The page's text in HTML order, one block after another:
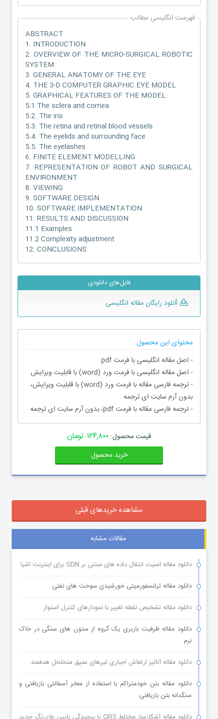
فهرست انگلیسی مطالب
ABSTRACT
1. INTRODUCTION
2. OVERVIEW OF THE MICRO-SURGICAL ROBOTIC
SYSTEM
3. GENERAL ANATOMY OF THE EYE
4. THE 3-D COMPUTER GRAPHIC EYE MODEL
5. GRAPHICAL FEATURES OF THE MODEL
5.1 The sclera and cornea
5.2. The iris
5.3. The retina and retinal blood vessels
5.4. The eyelids and surrounding face
5.5. The eyelashes
6. FINITE ELEMENT MODELLING
7. REPRESENTATION OF ROBOT AND SURGICAL
ENVIRONMENT
8. VIEWING
9. SOFTWARE DESIGN
10. SOFTWARE IMPLEMENTATION
11. RESULTS AND DISCUSSION
11.1 Examples
11.2 Complexity adjustment
12. CONCLUSIONS
فایل‌های دانلودی
أانلود رایگان مقاله انگلیسی
محتوای این محصول:
- اصل مقاله انگلیسی با فرمت pdf
- اصل مقاله انگلیسی با فرمت ورد (word) با قابلیت ویرایش
- ترجمه فارسی مقاله با فرمت ورد (word) با قابلیت ویرایش،
بدون آرم سایت ای ترجمه
- ترجمه فارسی مقاله با فرمت pdf، بدون آرم سایت ای ترجمه
قیمت محصول:۱۲۴,۸۰۰ تومان
خرید محصول
مشاهده خریدهای قبلی
مقالات مشابه
دانلود مقاله امنیت انتقال داده های مبتنی بر SDN برای اینترنت اشیا
دانلود مقاله ترانسفورمیتی خورشیدی سوخت های نفتی
دانلود مقاله تشخیص نقطه تغییر با نمودارهای کنترل استوار
دانلود مقاله ظرفیت باربری یک گروه از ستون های سنگی در خاک
نرم
دانلود مقاله آنالیز ارتعاش اجباری تیرهای عمیق متخلخل هدفمند
دانلود مقاله بتن خودمتراکم با استفاده از معابر آسفالتی بازیافتی و
سنگدانه بتن بازیافتی